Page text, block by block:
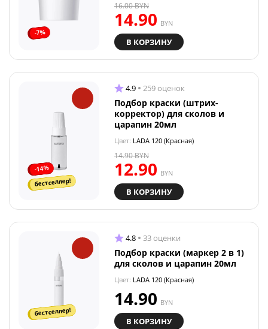
-7%
14.90 BYN
16.00BYN
В КОРЗИНУ
-14%
бестселлер!
4.9 259 оценок
Подбор краски (штрих-
корректор) для сколов и
царапин 20мл
Цвет: LADA 120 (Красная)
12.90 BYN
14.90BYN
В КОРЗИНУ
бестселлер!
4.8 33 оценки
Подбор краски (маркер 2 в 1)
для сколов и царапин 20мл
Цвет: LADA 120 (Красная)
14.90 BYN
В КОРЗИНУ